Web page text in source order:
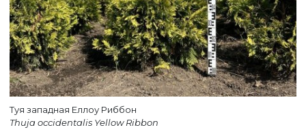
Туя западная Еллоу Риббон
Thuja occidentalis Yellow Ribbon